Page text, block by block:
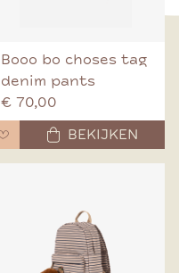
Booo bo choses tag
denim pants
€ 70,00
BEKIJKEN